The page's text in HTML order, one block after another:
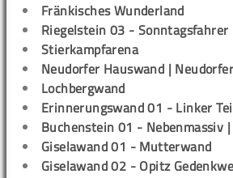
Fränkisches Wunderland
Riegelstein 03 - Sonntagsfahrer
Stierkampfarena
Neudorfer Hauswand |
Lochbergwand
Erinnerungswand 01 - Linker
Buchenstein 01 - Nebenmassiv
Giselawand 01 - Mutterwand
Giselawand 02 - Opitz